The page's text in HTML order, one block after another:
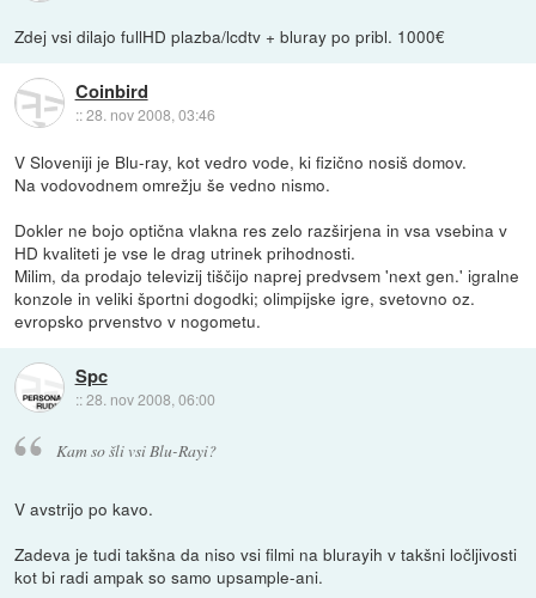
Zdej vsi dilajo fullHD plazba/lcdtv + bluray po pribl. 1000€
Coinbird
::28. nov 2008, 03:46
V Sloveniji je Blu-ray, kot vedro vode, ki fizično nosiš domov.
Na vodovodnem omrežju še vedno nismo.
Dokler ne bojo optična vlakna res zelo razširjena in vsa vsebina v
HD kvaliteti je vse le drag utrinek prihodnosti.
Milim, da prodajo televizij tiščijo naprej predvsem 'next gen.' igralne
konzole in veliki športni dogodki; olimpijske igre, svetovno oz.
evropsko prvenstvo v nogometu.
Spc
::28. nov 2008, 06:00
Kam so šli vsi Blu-Rayi?
V avstrijo po kavo.
Zadeva je tudi takšna da niso vsi filmi na blurayih v takšni ločljivosti
kot bi radi ampak so samo upsample-ani.